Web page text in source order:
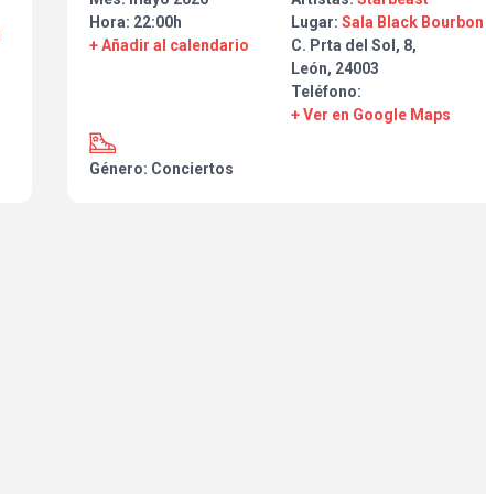
Hora: 22:00h
+ Añadir al calendario
Lugar: Sala Black Bourbon
C. Prta del Sol, 8,
León, 24003
Teléfono:
+ Ver en Google Maps
Género: Conciertos